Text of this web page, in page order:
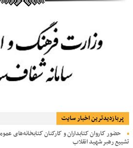
پربازديدترين اخبار سایت
حضور کاروان کتابداران و کارکنان کتابخانه‌های
تشییع رهبر شهید انقلاب